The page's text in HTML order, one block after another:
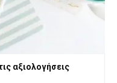
αξιολογήσεις